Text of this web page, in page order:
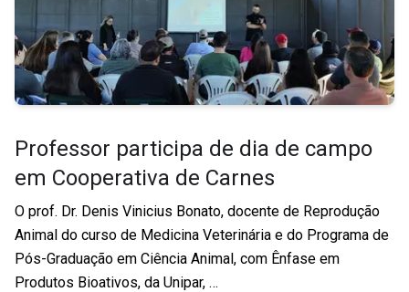
Professor participa de dia de campo
em Cooperativa de Carnes
O prof. Dr. Denis Vinicius Bonato, docente de Reprodução
Animal do curso de Medicina Veterinária e do Programa de
Pós-Graduação em Ciência Animal, com Ênfase em
Produtos Bioativos, da Unipar, …